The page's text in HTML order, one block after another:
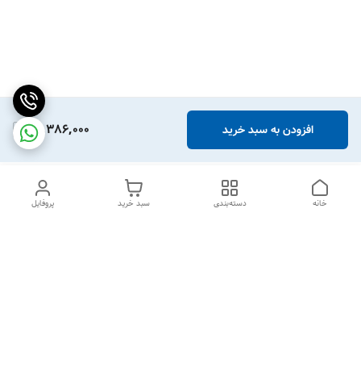
18,386,000 افزودن به سبد خرید
پروفایل سبد خرید دسته‌بندی خانه